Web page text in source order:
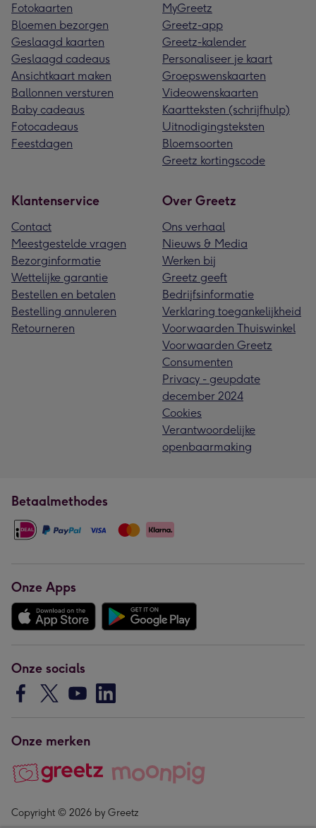
Fotokaarten
Bloemen bezorgen
Geslaagd kaarten
Geslaagd cadeaus
Ansichtkaart maken
Ballonnen versturen
Baby cadeaus
Fotocadeaus
Feestdagen
MyGreetz
Greetz-app
Greetz-kalender
Personaliseer je kaart
Groepswenskaarten
Videowenskaarten
Kaartteksten (schrijfhulp)
Uitnodigingsteksten
Bloemsoorten
Greetz kortingscode
Klantenservice
Contact
Meestgestelde vragen
Bezorginformatie
Wettelijke garantie
Bestellen en betalen
Bestelling annuleren
Retourneren
Over Greetz
Ons verhaal
Nieuws & Media
Werken bij
Greetz geeft
Bedrijfsinformatie
Verklaring toegankelijkheid
Voorwaarden Thuiswinkel
Voorwaarden Greetz
Consumenten
Privacy - geupdate
december 2024
Cookies
Verantwoordelijke
openbaarmaking
Betaalmethodes
Onze Apps
Onze socials
Onze merken
Copyright © 2026 by Greetz